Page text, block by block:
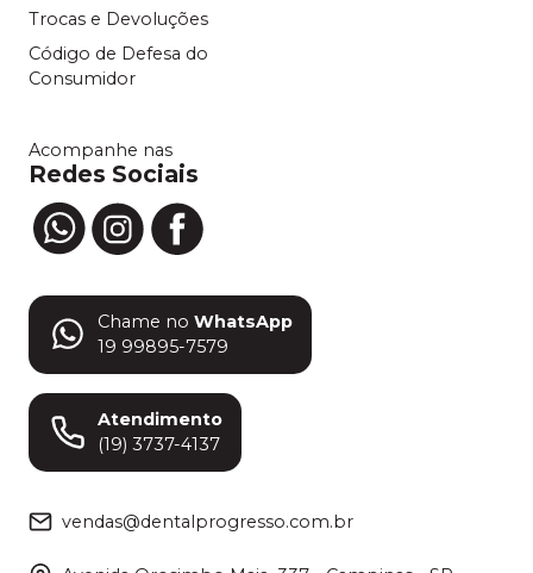
Trocas e Devoluções
Código de Defesa do
Consumidor
Acompanhe nas
Redes Sociais
Chame no WhatsApp
19 99895-7579
Atendimento
(19) 3737-4137
vendas@dentalprogresso.com.br